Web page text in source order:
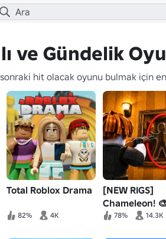
ve Gündelik
hit olacak oyunu bulmak için
Total Roblox Drama
82% 4K
[NEW RIGS]
Chameleon! 🎨
78% 14.3K